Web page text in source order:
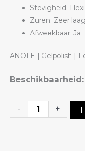
Stevigheid:
Zuren: Zeer laag
Afweekbaar: Ja
ANOLE | Gelpolish |
Beschikbaarheid:
-
Gelpolish
Let's
+